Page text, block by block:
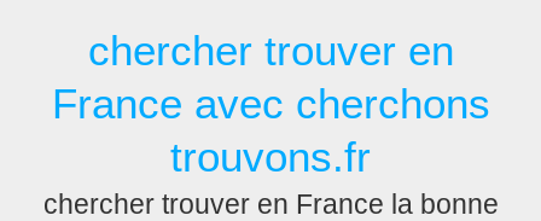
chercher trouver en
France avec cherchons
trouvons.fr
chercher trouver en France la bonne